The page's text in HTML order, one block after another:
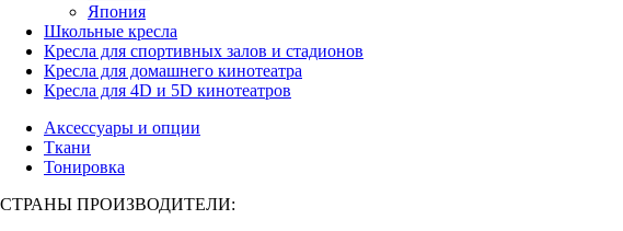
Япония
Школьные кресла
Кресла для спортивных залов и стадионов
Кресла для домашнего кинотеатра
Кресла для 4D и 5D кинотеатров
Аксессуары и опции
Ткани
Тонировка
СТРАНЫ ПРОИЗВОДИТЕЛИ: